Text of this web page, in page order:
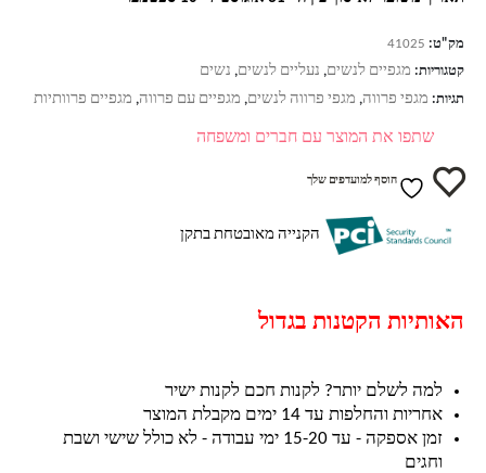
מק"ט: 41025
קטגוריות: מגפיים לנשים, נעליים לנשים, נשים
תגיות: מגפי פרווה, מגפי פרווה לנשים, מגפיים עם פרווה, מגפיים פרוותיות
שתפו את המוצר עם חברים ומשפחה
הוסף למועדפים שלך
הקנייה מאובטחת בתקן
האותיות הקטנות בגדול
למה לשלם יותר? לקנות חכם לקנות ישיר
אחריות והחלפות עד 14 ימים מקבלת המוצר
זמן אספקה - עד 15-20 ימי עבודה - לא כולל שישי ושבת
וחגים